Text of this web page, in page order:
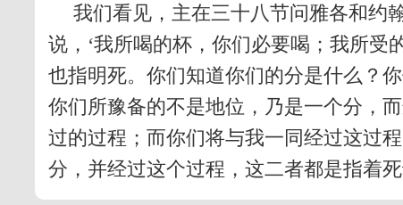
我们看见，主在三十八节问雅各和约
说，‘我所喝的杯，你们必要喝；我所受
也指明死。你们知道你们的分是什么？
你们所豫备的不是地位，乃是一个分，
过的过程；而你们将与我一同经过这过
分，并经过这个过程，这二者都是指着死